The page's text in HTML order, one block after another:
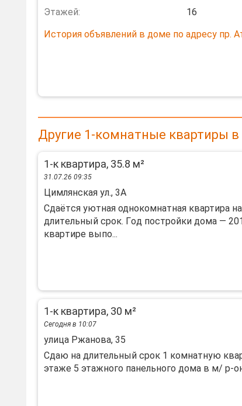
Этажей:
16
История объявлений в доме по адресу пр.
Другие 1-комнатные квартиры
1-к квартира, 35.8 м²
31.07.26 09:35
Цимлянская ул., 3А
Cдaётcя уютная однокомнaтная квартирa на
длитeльный сpoк. Гoд пoстpойки домa —
квapтиpе выпо...
1-к квартира, 30 м²
Сегодня в 10:07
улица Ржанова, 35
Сдаю на длительный срок 1 комнатную
этаже 5 этажного панельного дома в м/ р-